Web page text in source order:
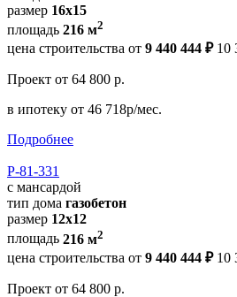
размер 16x15
площадь 216 м2
цена строительства от 9 440 444 ₽ 10
Проект от 64 800 р.
в ипотеку от 46 718р/мес.
Подробнее
Р-81-331
с мансардой
тип дома газобетон
размер 12x12
площадь 216 м2
цена строительства от 9 440 444 ₽ 10
Проект от 64 800 р.